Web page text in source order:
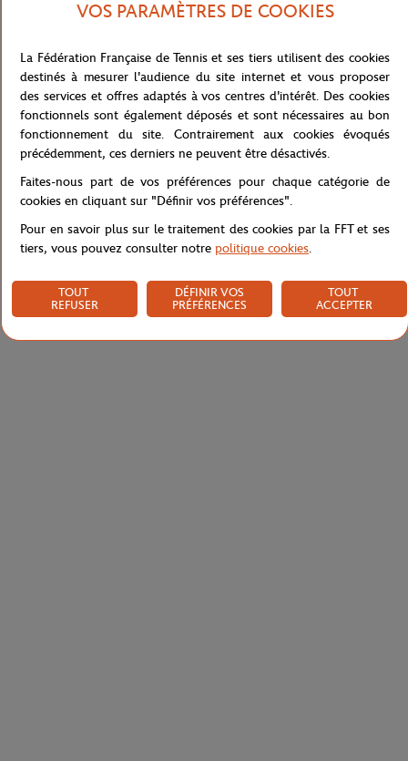
Livraison et retours
VOS PARAMÈTRES DE COOKIES
La Fédération Française de Tennis et ses tiers utilisent des cookies
destinés à mesurer l'audience du site internet et vous proposer
des services et offres adaptés à vos centres d'intérêt. Des cookies
fonctionnels sont également déposés et sont nécessaires au bon
fonctionnement du site. Contrairement aux cookies évoqués
précédemment, ces derniers ne peuvent être désactivés.
Faites-nous part de vos préférences pour chaque catégorie de
cookies en cliquant sur "Définir vos préférences".
Pour en savoir plus sur le traitement des cookies par la FFT et ses
tiers, vous pouvez consulter notre politique cookies.
TOUT
REFUSER
DÉFINIR VOS
PRÉFÉRENCES
TOUT
ACCEPTER